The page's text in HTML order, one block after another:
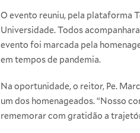
O evento reuniu, pela plataforma
Universidade. Todos
evento foi marcada pela
em tempos de pandemia.
Na oportunidade, o reitor, Pe.
um dos homenageados. “Nosso
rememorar com gratidão a